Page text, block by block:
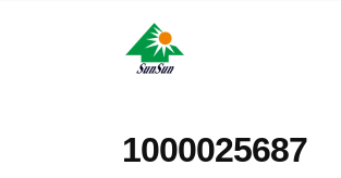
サ
サ
神
県
1000025687
サ
フ